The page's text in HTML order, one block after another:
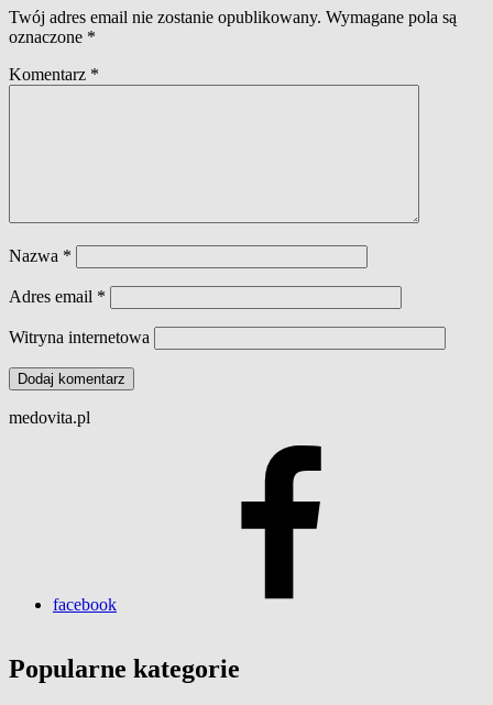
Twój adres email nie zostanie opublikowany. Wymagane pola są
oznaczone *
Komentarz *
Nazwa *
Adres email *
Witryna internetowa
medovita.pl
facebook
Popularne kategorie